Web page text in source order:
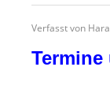
Verfasst von